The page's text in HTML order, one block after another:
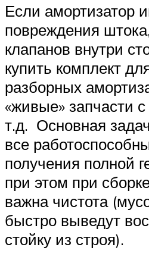
Если амортизатор
повреждения
клапанов внутри
купить комплект
разборных
«живые» запчасти с
т.д. Основная
все
получения полной
при этом при
важна чистота
быстро выведут
стойку из строя).